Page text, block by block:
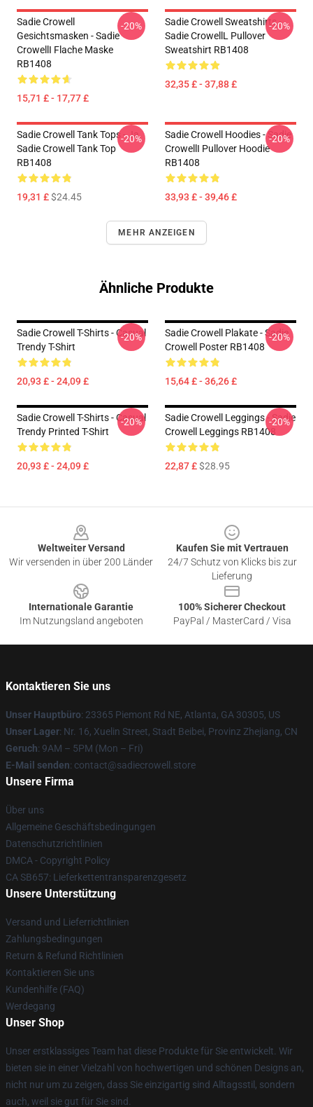
Sadie Crowell
Gesichtsmasken - Sadie
CrowellI Flache Maske
RB1408
15,71 £ - 17,77 £
-20%
Sadie Crowell Sweatshirts -
Sadie CrowellL Pullover
Sweatshirt RB1408
32,35 £ - 37,88 £
-20%
Sadie Crowell Tank Tops - Ja.
Sadie Crowell Tank Top
RB1408
19,31 £$24.45
-20%
Sadie Crowell Hoodies - Sadie
CrowellI Pullover Hoodie
RB1408
33,93 £ - 39,46 £
-20%
MEHR ANZEIGEN
Ähnliche Produkte
Sadie Crowell T-Shirts - Casual
Trendy T-Shirt
20,93 £ - 24,09 £
-20%
Sadie Crowell Plakate - Sadie
Crowell Poster RB1408
15,64 £ - 36,26 £
-20%
Sadie Crowell T-Shirts - Casual
Trendy Printed T-Shirt
20,93 £ - 24,09 £
-20%
Sadie Crowell Leggings - Sadie
Crowell Leggings RB1408
22,87 £$28.95
-20%
Weltweiter Versand
Wir versenden in über 200 Länder
Kaufen Sie mit Vertrauen
24/7 Schutz von Klicks bis zur
Lieferung
Internationale Garantie
Im Nutzungsland angeboten
100% Sicherer Checkout
PayPal / MasterCard / Visa
Kontaktieren Sie uns
Unser Hauptbüro: 23365 Piemont Rd NE, Atlanta, GA 30305, US
Unser Lager: Nr. 16, Xuelin Street, Stadt Beibei, Provinz Zhejiang, CN
Geruch: 9AM – 5PM (Mon – Fri)
E-Mail senden: contact@sadiecrowell.store
Unsere Firma
Über uns
Allgemeine Geschäftsbedingungen
Datenschutzrichtlinien
DMCA - Copyright Policy
CA SB657: Lieferkettentransparenzgesetz
Unsere Unterstützung
Versand und Lieferrichtlinien
Zahlungsbedingungen
Return & Refund Richtlinien
Kontaktieren Sie uns
Kundenhilfe (FAQ)
Werdegang
Unser Shop
Unser erstklassiges Team hat diese Produkte für Sie entwickelt. Wir
bieten sie in einer Vielzahl von hochwertigen und schönen Designs an,
nicht nur um zu zeigen, dass Sie einzigartig sind Alltagsstil, sondern
auch, weil sie gut für Sie sind.